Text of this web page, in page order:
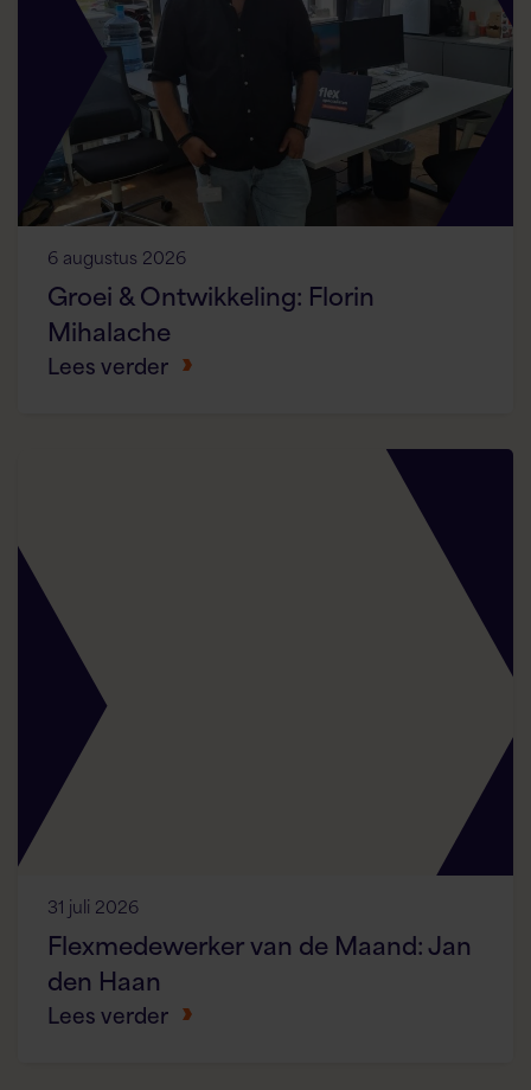
6 augustus 2026
Groei & Ontwikkeling: Florin
Mihalache
Lees verder
31 juli 2026
Flexmedewerker van de Maand: Jan
den Haan
Lees verder